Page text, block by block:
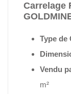
Carrelage
Type de
Vendu
m²